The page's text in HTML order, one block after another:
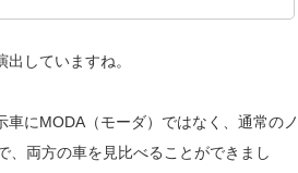
していますね。
にMODA（モーダ）ではなく、通常のノ
、両方の車を見比べることができまし